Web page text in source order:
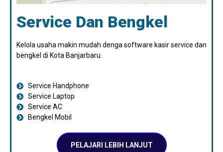
Service Dan Bengkel
Kelola usaha makin mudah denga software kasir service dan
bengkel di Kota Banjarbaru.
Service Handphone
Service Laptop
Service AC
Bengkel Mobil
PELAJARI LEBIH LANJUT